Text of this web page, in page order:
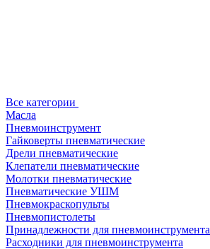
Все категории
Масла
Пневмоинструмент
Гайковерты пневматические
Дрели пневматические
Клепатели пневматические
Молотки пневматические
Пневматические УШМ
Пневмокраскопульты
Пневмопистолеты
Принадлежности для пневмоинструмента
Расходники для пневмоинструмента